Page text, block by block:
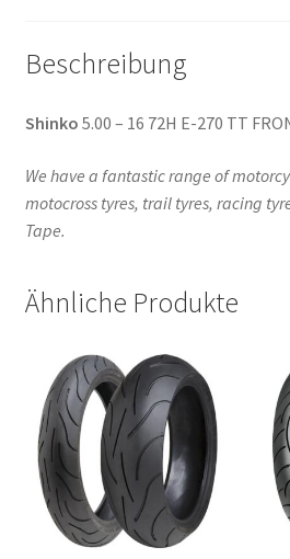
Beschreibung
Shinko 5.00 – 16 72H E-270 TT
We have a fantastic range of
motocross tyres, trail tyres, racing
Tape.
Ähnliche Produkte